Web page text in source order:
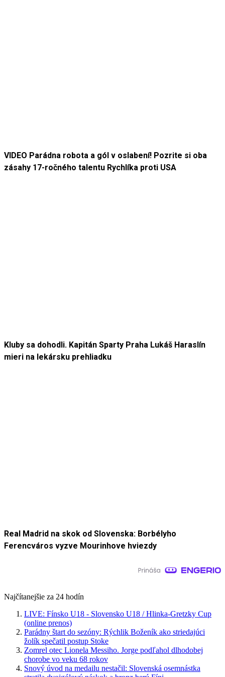
VIDEO Parádna robota a gól v oslabení! Pozrite si oba
zásahy 17-ročného talentu Rychlíka proti USA
Kluby sa dohodli. Kapitán Sparty Praha Lukáš Haraslín
mieri na lekársku prehliadku
Real Madrid na skok od Slovenska: Borbélyho
Ferencváros vyzve Mourinhove hviezdy
Najčítanejšie za 24 hodín
LIVE: Fínsko U18 - Slovensko U18 / Hlinka-Gretzky Cup
(online prenos)
Parádny štart do sezóny: Rýchlik Boženík ako striedajúci
žolík spečatil postup Stoke
Zomrel otec Lionela Messiho. Jorge podľahol dlhodobej
chorobe vo veku 68 rokov
Snový úvod na medailu nestačil: Slovenská osemnástka